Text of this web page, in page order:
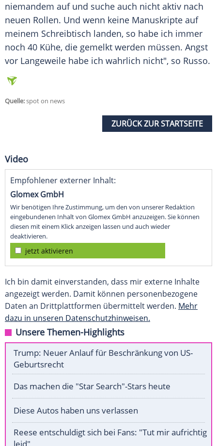
niemandem auf und suche auch nicht aktiv nach
neuen Rollen. Und wenn keine Manuskripte auf
meinem Schreibtisch landen, so habe ich immer
noch 40 Kühe, die gemelkt werden müssen. Angst
vor Langeweile habe ich wahrlich nicht", so Russo.
Quelle:spot on news
ZURÜCK ZUR STARTSEITE
Video
Empfohlener externer Inhalt:
Glomex GmbH
Wir benötigen Ihre Zustimmung, um den von unserer Redaktion
eingebundenen Inhalt von Glomex GmbH anzuzeigen. Sie können
diesen mit einem Klick anzeigen lassen und auch wieder
deaktivieren.
jetzt aktivieren
Ich bin damit einverstanden, dass mir externe Inhalte
angezeigt werden. Damit können personenbezogene
Daten an Drittplattformen übermittelt werden. Mehr
dazu in unseren Datenschutzhinweisen.
Unsere Themen-Highlights
Trump: Neuer Anlauf für Beschränkung von US-
Geburtsrecht
Das machen die "Star Search"-Stars heute
Diese Autos haben uns verlassen
Reese entschuldigt sich bei Fans: "Tut mir aufrichtig